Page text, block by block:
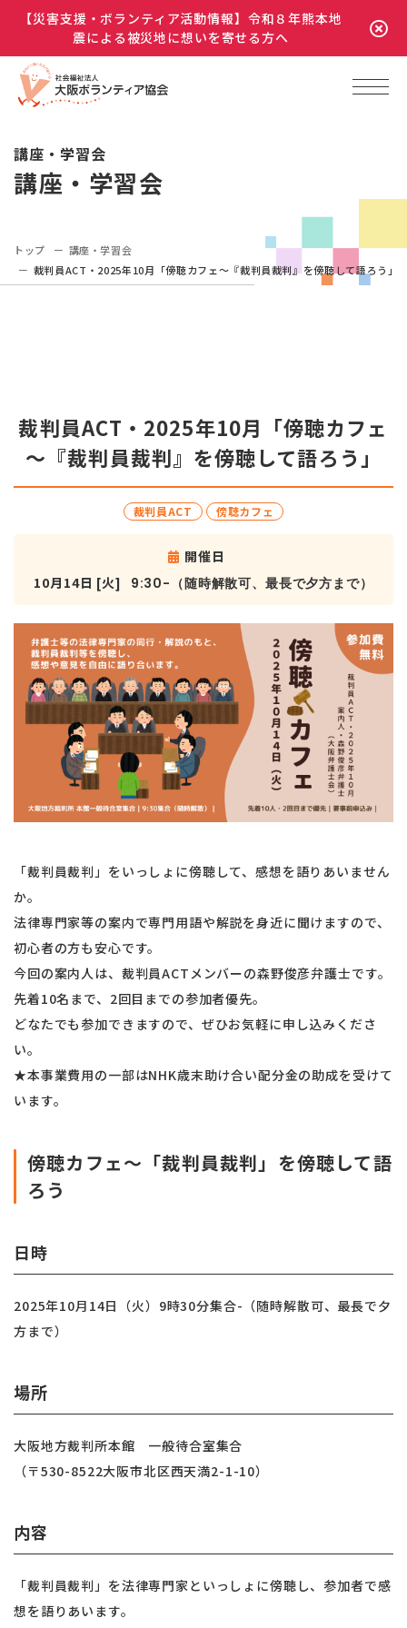
【災害支援・ボランティア活動情報】令和８年熊本地
震による被災地に想いを寄せる方へ
講座・学習会
講座・学習会
トップ
講座・学習会
裁判員ACT・2025年10月「傍聴カフェ～『裁判員裁判』を傍聴して語ろう」
裁判員ACT・2025年10月「傍聴カフェ
～『裁判員裁判』を傍聴して語ろう」
裁判員ACT 傍聴カフェ
開催日
10月14日 [火]
9:30-（随時解散可、最長で夕方まで）
「裁判員裁判」をいっしょに傍聴して、感想を語りあいません
か。
法律専門家等の案内で専門用語や解説を身近に聞けますので、
初心者の方も安心です。
今回の案内人は、裁判員ACTメンバーの森野俊彦弁護士です。
先着10名まで、2回目までの参加者優先。
どなたでも参加できますので、ぜひお気軽に申し込みくださ
い。
★本事業費用の一部はNHK歳末助け合い配分金の助成を受けて
います。
傍聴カフェ～「裁判員裁判」を傍聴して語
ろう
日時
2025年10月14日（火）9時30分集合-（随時解散可、最長で夕
方まで）
場所
大阪地方裁判所本館 一般待合室集合
（〒530-8522大阪市北区西天満2-1-10）
内容
「裁判員裁判」を法律専門家といっしょに傍聴し、参加者で感
想を語りあいます。